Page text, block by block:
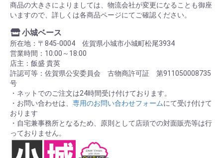
商品の大きさによりましては、物流会社が変更になることも御座
いますので、詳しくは各商品ページにてご確認ください。
小城ベース
所在地：〒845-0004 佐賀県小城市小城町松尾3934
営業時間：10:00～18:00
店主：飯盛 貴英
許認可等：佐賀県公安委員会 古物商許可証 第911050008735
号
・ネットでのご注文は24時間受け付けております。
・お問い合わせは、 専用のお問い合わせフォームにて受け付けて
おります
・自宅兼事務所となるため、原則として店頭での対面販売等は行
っておりません。